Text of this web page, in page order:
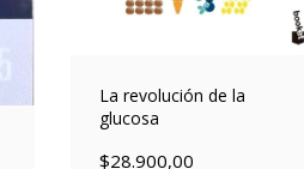
La revolución de la
glucosa
$28.900,00